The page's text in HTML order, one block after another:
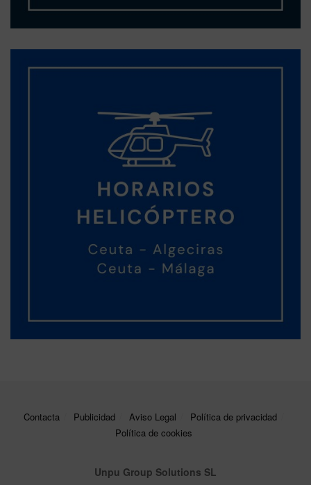
Contacta Publicidad Aviso Legal
Política de privacidad
Política de cookies
Unpu Group Solutions SL